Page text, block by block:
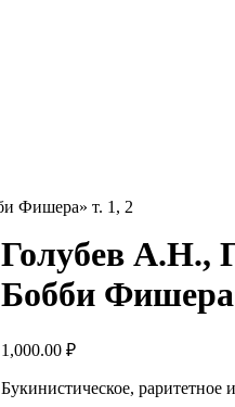
Фишера» т. 1, 2
Голубев А.Н.,
Бобби
1,000.00 ₽
Букинистическое, раритетное